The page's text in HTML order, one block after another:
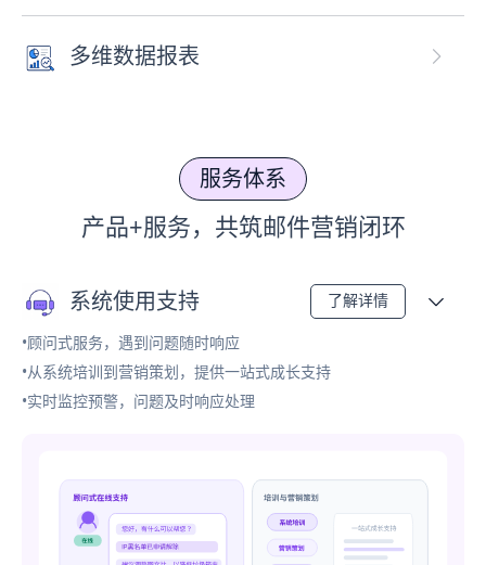
多维数据报表
服务体系
产品+服务，共筑邮件营销闭环
系统使用支持 了解详情
•顾问式服务，遇到问题随时响应
•从系统培训到营销策划，提供一站式成长支持
•实时监控预警，问题及时响应处理